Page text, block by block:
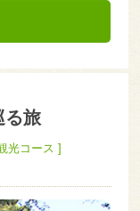
る旅
光コース ]